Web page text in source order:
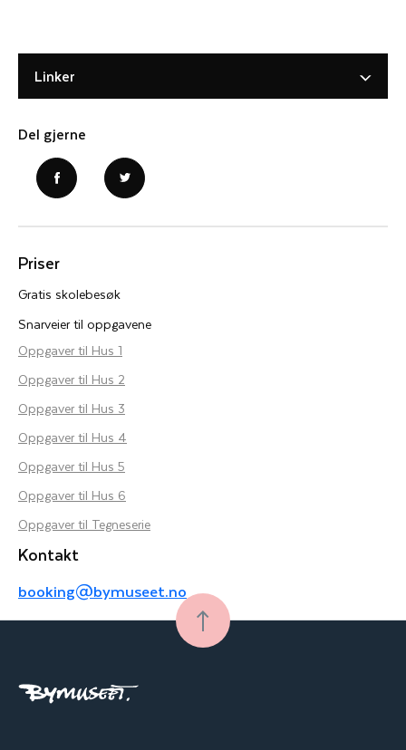
Linker
Del gjerne
Priser
Gratis skolebesøk
Snarveier til oppgavene
Oppgaver til Hus 1
Oppgaver til Hus 2
Oppgaver til Hus 3
Oppgaver til Hus 4
Oppgaver til Hus 5
Oppgaver til Hus 6
Oppgaver til Tegneserie
Kontakt
booking@bymuseet.no